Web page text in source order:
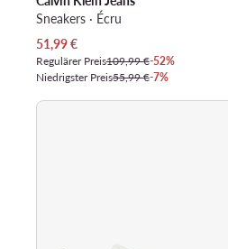
Sneakers · Écru
Aktueller Preis
51,99€
Regulärer Preis109,99 €-52%
Niedrigster Preis55,99 €-7%